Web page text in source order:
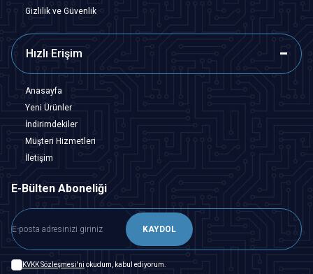
Gizlilik ve Güvenlik
Hızlı Erişim
Anasayfa
Yeni Ürünler
İndirimdekiler
Müşteri Hizmetleri
İletişim
E-Bülten Aboneliği
KAYDOL
KVKK Sözleşmesi'ni okudum, kabul ediyorum.